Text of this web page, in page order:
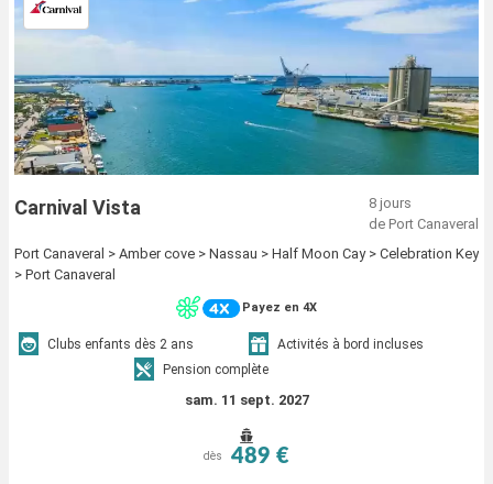
Carnival Vista
8 jours
de Port Canaveral
Port Canaveral > Amber cove > Nassau > Half Moon Cay > Celebration Key
> Port Canaveral
Payez en 4X
Clubs enfants dès 2 ans
Activités à bord incluses
Pension complète
sam. 11 sept. 2027
dès 489 €